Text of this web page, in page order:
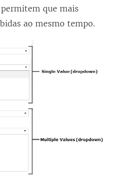
que mais
ao mesmo tempo.